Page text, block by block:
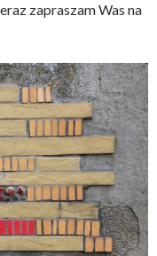
zapraszam Was na